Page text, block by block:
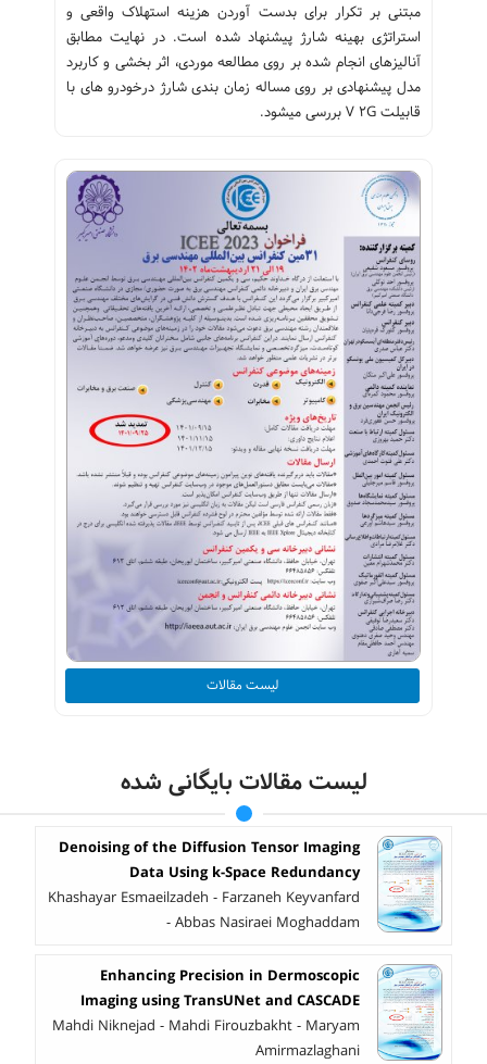
مبتنی بر تکرار برای بدست آوردن هزینه استهلاک واقعی و
استراتژی بهینه شارژ پیشنهاد شده است. در نهایت مطابق
آنالیزهای انجام شده بر روی مطالعه موردی، اثر بخشی و کاربرد
مدل پیشنهادی بر روی مساله زمان بندی شارژ درخودرو های با
قابیلت V ۲G بررسی میشود.
لیست مقالات
لیست مقالات بایگانی شده
Denoising of the Diffusion Tensor Imaging
Data Using k-Space Redundancy
Khashayar Esmaeilzadeh - Farzaneh Keyvanfard
- Abbas Nasiraei Moghaddam
Enhancing Precision in Dermoscopic
Imaging using TransUNet and CASCADE
Mahdi Niknejad - Mahdi Firouzbakht - Maryam
Amirmazlaghani